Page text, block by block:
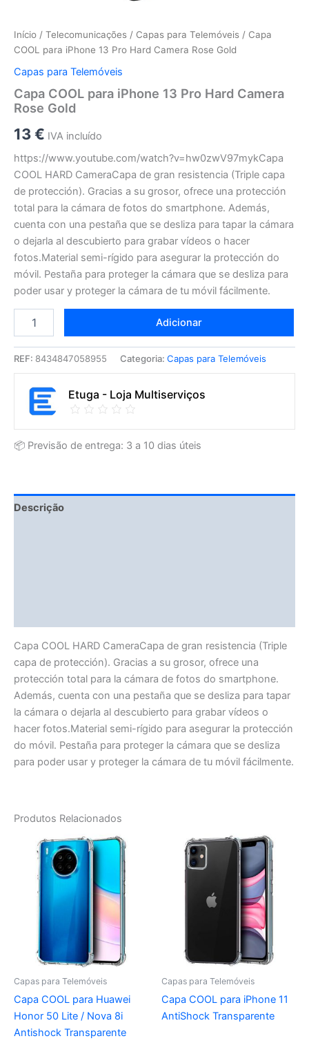
Início / Telecomunicações / Capas para Telemóveis / Capa
COOL para iPhone 13 Pro Hard Camera Rose Gold
Capas para Telemóveis
Capa COOL para iPhone 13 Pro Hard Camera
Rose Gold
13€ IVA incluído
https://www.youtube.com/watch?v=hw0zwV97mykCapa
COOL HARD CameraCapa de gran resistencia (Triple capa
de protección). Gracias a su grosor, ofrece una protección
total para la cámara de fotos do smartphone. Además,
cuenta con una pestaña que se desliza para tapar la cámara
o dejarla al descubierto para grabar vídeos o hacer
fotos.Material semi-rígido para asegurar la protección do
móvil. Pestaña para proteger la cámara que se desliza para
poder usar y proteger la cámara de tu móvil fácilmente.
Adicionar
REF: 8434847058955 Categoria: Capas para Telemóveis
Etuga - Loja Multiserviços
📦 Previsão de entrega: 3 a 10 dias úteis
Descrição
Capa COOL HARD CameraCapa de gran resistencia (Triple
capa de protección). Gracias a su grosor, ofrece una
protección total para la cámara de fotos do smartphone.
Además, cuenta con una pestaña que se desliza para tapar
la cámara o dejarla al descubierto para grabar vídeos o
hacer fotos.Material semi-rígido para asegurar la protección
do móvil. Pestaña para proteger la cámara que se desliza
para poder usar y proteger la cámara de tu móvil fácilmente.
Produtos Relacionados
Capas para Telemóveis
Capa COOL para Huawei
Honor 50 Lite / Nova 8i
Antishock Transparente
Capas para Telemóveis
Capa COOL para iPhone 11
AntiShock Transparente